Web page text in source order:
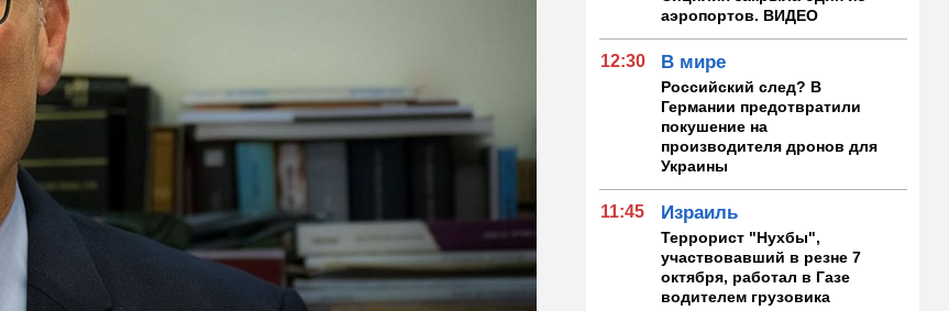
аэропортов. ВИДЕО
12:30 В мире
Российский след? В
Германии предотвратили
покушение на
производителя дронов для
Украины
11:45 Израиль
Террорист "Нухбы",
участвовавший в резне 7
октября, работал в Газе
водителем грузовика